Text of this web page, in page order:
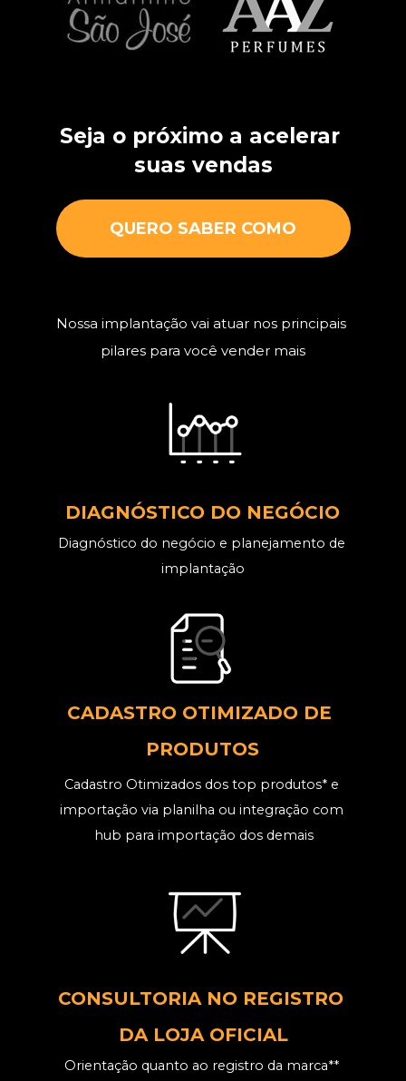
QUERO SABER COMO
Seja o próximo a acelerar
suas vendas
Nossa implantação vai atuar nos principais
pilares para você vender mais
Diagnóstico do negócio e planejamento de
implantação
DIAGNÓSTICO DO NEGÓCIO
Cadastro Otimizados dos top produtos* e
importação via planilha ou integração com
hub para importação dos demais
CADASTRO OTIMIZADO DE
PRODUTOS
Orientação quanto ao registro da marca**
CONSULTORIA NO REGISTRO
DA LOJA OFICIAL